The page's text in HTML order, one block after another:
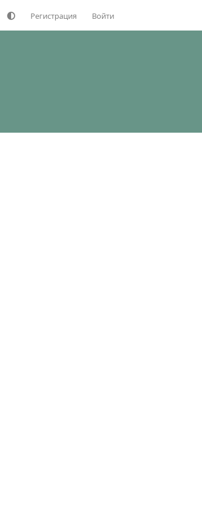
Регистрация Войти